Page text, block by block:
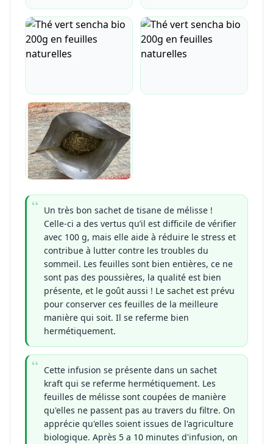
Un très bon sachet de tisane de mélisse !
Celle-ci a des vertus qu’il est difficile de vérifier
avec 100 g, mais elle aide à réduire le stress et
contribue à lutter contre les troubles du
sommeil. Les feuilles sont bien entières, ce ne
sont pas des poussières, la qualité est bien
présente, et le goût aussi ! Le sachet est prévu
pour conserver ces feuilles de la meilleure
manière qui soit. Il se referme bien
hermétiquement.
Cette infusion se présente dans un sachet
kraft qui se referme hermétiquement. Les
feuilles de mélisse sont coupées de manière
qu'elles ne passent pas au travers du filtre. On
apprécie qu'elles soient issues de l'agriculture
biologique. Après 5 a 10 minutes d'infusion, on